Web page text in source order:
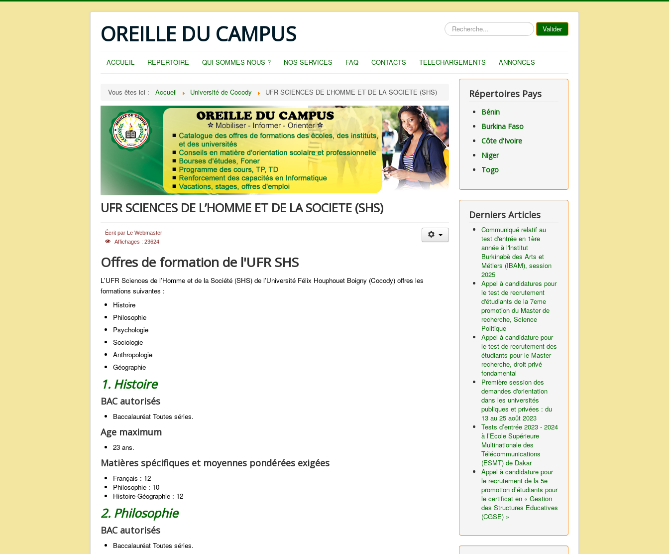
OREILLE DU CAMPUS Rechercher Valider
ACCUEIL REPERTOIRE QUI SOMMES NOUS ? NOS SERVICES FAQ CONTACTS TELECHARGEMENTS ANNONCES
Vous êtes ici : Accueil Université de Cocody UFR SCIENCES DE L’HOMME ET DE LA SOCIETE (SHS)
UFR SCIENCES DE L’HOMME ET DE LA SOCIETE (SHS)
Écrit par Le Webmaster
Affichages : 23624
Offres de formation de l'UFR SHS
L'UFR Sciences de l'Homme et de la Société (SHS) de l'Université Félix Houphouet Boigny (Cocody) offres les
formations suivantes :
Histoire
Philosophie
Psychologie
Sociologie
Anthropologie
Géographie
1. Histoire
BAC autorisés
Baccalauréat Toutes séries.
Age maximum
23 ans.
Matières spécifiques et moyennes pondérées exigées
Français : 12
Philosophie : 10
Histoire-Géographie : 12
2. Philosophie
BAC autorisés
Baccalauréat Toutes séries.
Répertoires Pays
Bénin
Burkina Faso
Côte d'Ivoire
Niger
Togo
Derniers Articles
Communiqué relatif au
test d'entrée en 1ère
année à l'lnstitut
Burkinabè des Arts et
Métiers (IBAM), session
2025
Appel à candidatures pour
le test de recrutement
d'étudiants de la 7eme
promotion du Master de
recherche, Science
Politique
Appel à candidature pour
le test de recrutement des
étudiants pour le Master
recherche, droit privé
fondamental
Première session des
demandes d'orientation
dans les universités
publiques et privées : du
13 au 25 août 2023
Tests d’entrée 2023 - 2024
à l’Ecole Supérieure
Multinationale des
Télécommunications
(ESMT) de Dakar
Appel à candidature pour
le recrutement de la 5e
promotion d’étudiants pour
le certificat en « Gestion
des Structures Educatives
(CGSE) »